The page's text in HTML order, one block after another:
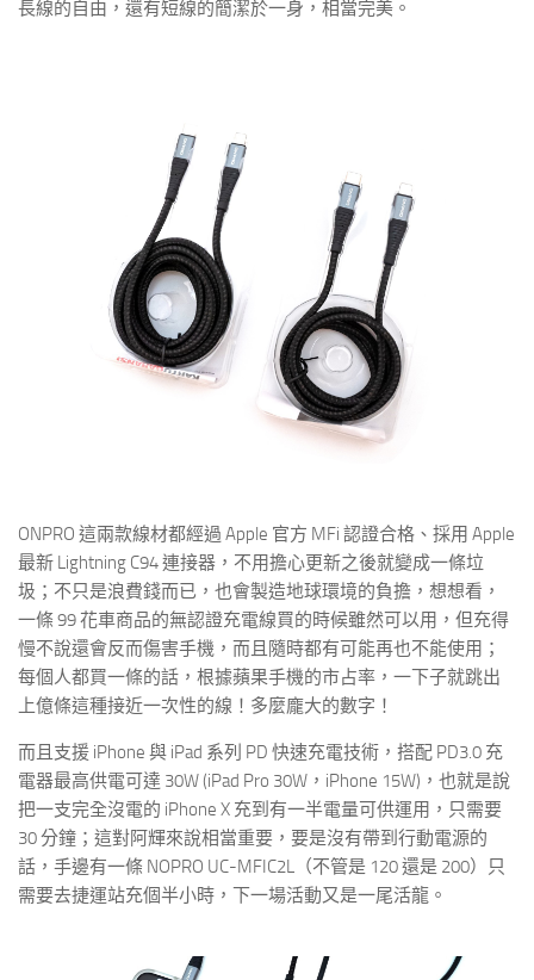
長線的自由，還有短線的簡潔於一身，相當完美。
ONPRO 這兩款線材都經過 Apple 官方 MFi 認證合格、採用 Apple
最新 Lightning C94 連接器，不用擔心更新之後就變成一條垃
圾；不只是浪費錢而已，也會製造地球環境的負擔，想想看，
一條 99 花車商品的無認證充電線買的時候雖然可以用，但充得
慢不說還會反而傷害手機，而且隨時都有可能再也不能使用；
每個人都買一條的話，根據蘋果手機的市占率，一下子就跳出
上億條這種接近一次性的線！多麼龐大的數字！
而且支援 iPhone 與 iPad 系列 PD 快速充電技術，搭配 PD3.0 充
電器最高供電可達 30W (iPad Pro 30W，iPhone 15W)，也就是說
把一支完全沒電的 iPhone X 充到有一半電量可供運用，只需要
30 分鐘；這對阿輝來說相當重要，要是沒有帶到行動電源的
話，手邊有一條 NOPRO UC-MFIC2L（不管是 120 還是 200）只
需要去捷運站充個半小時，下一場活動又是一尾活龍。